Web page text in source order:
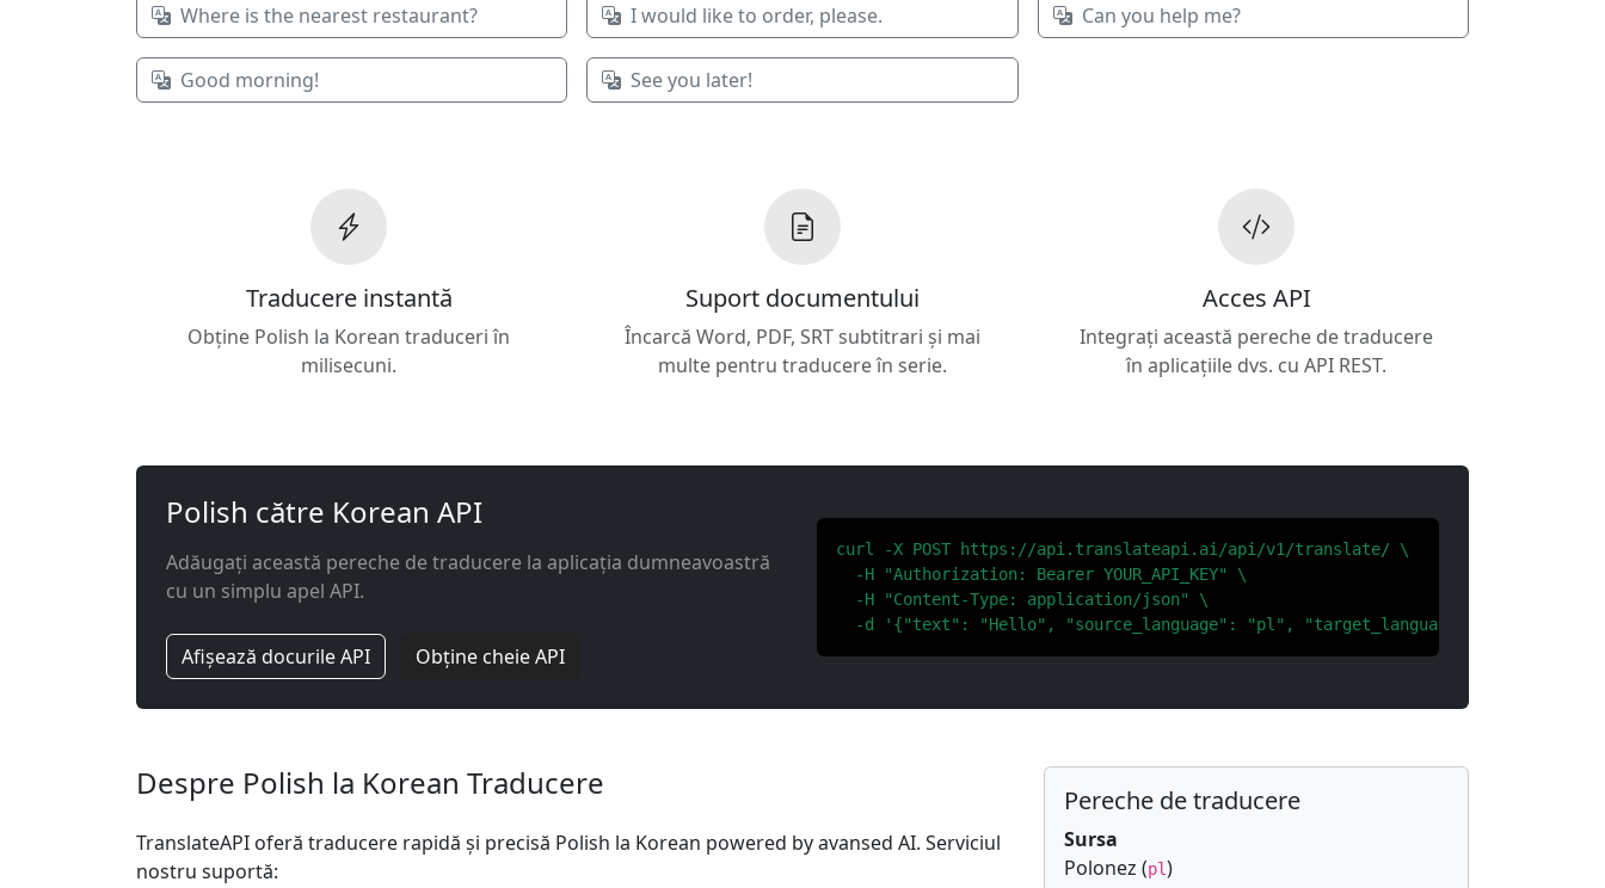
Where is the nearest restaurant? I would like to order, please. Can you help me?
Good morning! See you later!
Traducere instantă
Obține Polish la Korean traduceri în
milisecuni.
Suport documentului
Încarcă Word, PDF, SRT subtitrari și mai
multe pentru traducere în serie.
Acces API
Integrați această pereche de traducere
în aplicațiile dvs. cu API REST.
Polish către Korean API
Adăugați această pereche de traducere la aplicația dumneavoastră
cu un simplu apel API.
Afișează docurile API Obține cheie API
curl -X POST https://api.translateapi.ai/api/v1/translate/ \
  -H "Authorization: Bearer YOUR_API_KEY" \
  -H "Content-Type: application/json" \
  -d '{"text": "Hello", "source_language": "pl", "target_language": "ko"}'
Despre Polish la Korean Traducere
TranslateAPI oferă traducere rapidă și precisă Polish la Korean powered by avansed AI. Serviciul
nostru suportă:
Pereche de traducere
Sursa
Polonez (pl)